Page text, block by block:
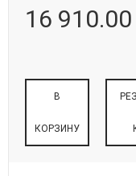
16
В
КОРЗИНУ